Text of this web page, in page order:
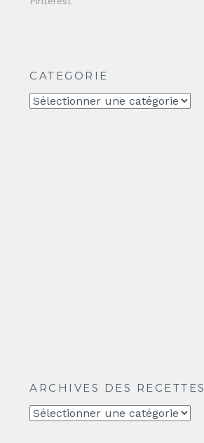
CATEGORIE
CATEGORIE
ARCHIVES DES RECETTES
Archives